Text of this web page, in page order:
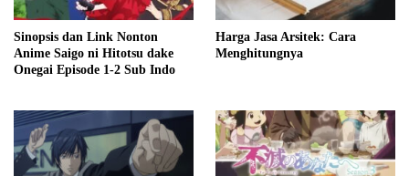
Sinopsis dan Link Nonton
Anime Saigo ni Hitotsu dake
Onegai Episode 1-2 Sub Indo
Harga Jasa Arsitek: Cara
Menghitungnya